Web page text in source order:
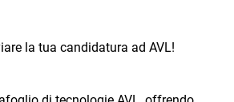
la tua candidatura ad AVL!